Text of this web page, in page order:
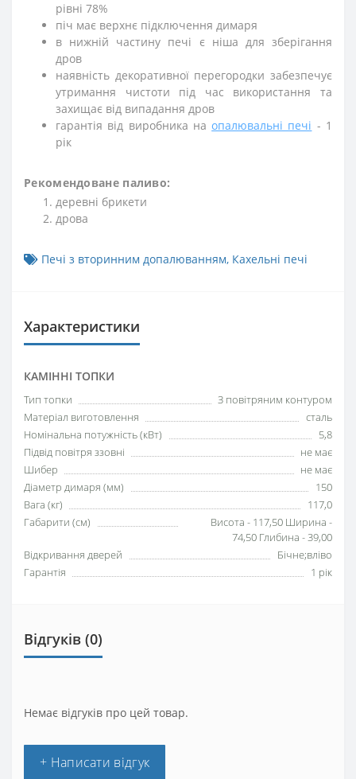
рівні 78%
піч має верхнє підключення димаря
в нижній частину печі є ніша для зберігання
дров
наявність декоративної перегородки забезпечує
утримання чистоти під час використання та
захищає від випадання дров
гарантія від виробника наопалювальні печі - 1
рік
Рекомендоване паливо:
деревні брикети
дрова
Печі з вторинним допалюванням, Кахельні печі
Характеристики
КАМІННІ ТОПКИ
Тип топки
З повітряним контуром
Матеріал виготовлення
сталь
Номінальна потужність (кВт)
5,8
Підвід повітря ззовні
не має
Шибер
не має
Діаметр димаря (мм)
150
Вага (кг)
117,0
Габарити (см)
Висота - 117,50 Ширина -
74,50 Глибина - 39,00
Відкривання дверей
Бічне;вліво
Гарантія
1 рік
Відгуків (0)
Немає відгуків про цей товар.
+ Написати відгук